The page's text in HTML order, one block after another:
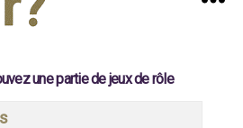
une partie de jeux de rôle